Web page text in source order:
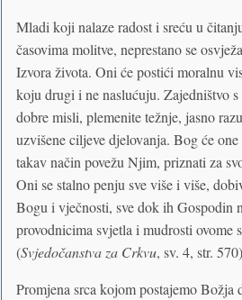
Mladi koji nalaze radost i sreću u
časovima molitve, neprestano se
Izvora života. Oni će postići moralnu
koju drugi i ne naslućuju. Zajedništvo
dobre misli, plemenite težnje, jasno
uzvišene ciljeve djelovanja. Bog će
takav način povežu Njim, priznati za
Oni se stalno penju sve više i više,
Bogu i vječnosti, sve dok ih Gospodin
provodnicima svjetla i mudrosti ovome
(Svjedočanstva za Crkvu, sv. 4, str. 570)
Promjena srca kojom postajemo Božja